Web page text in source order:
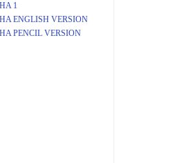
1
ENGLISH VERSION
PENCIL VERSION